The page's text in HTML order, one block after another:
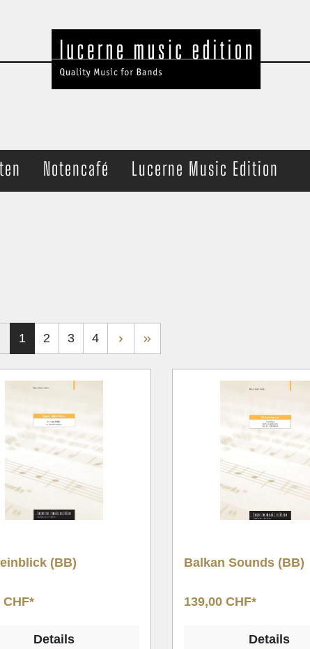
Notencafé Lucerne Music Edition
Choral, Hymne
Large Brass Ensemble
Flex Ensemble
1 2 3 4
(BB)
CHF*
Details
Balkan Sounds (BB)
139,00 CHF*
Details